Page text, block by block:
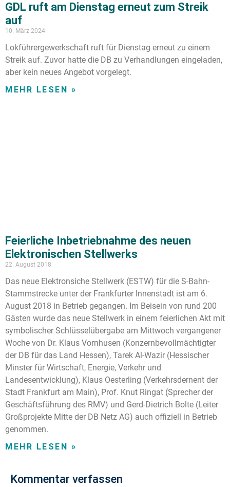
GDL ruft am Dienstag erneut zum Streik
auf
10. März 2024
Lokführergewerkschaft ruft für Dienstag erneut zu einem
Streik auf. Zuvor hatte die DB zu Verhandlungen eingeladen,
aber kein neues Angebot vorgelegt.
MEHR LESEN »
Feierliche Inbetriebnahme des neuen
Elektronischen Stellwerks
22. August 2018
Das neue Elektronsiche Stellwerk (ESTW) für die S-Bahn-
Stammstrecke unter der Frankfurter Innenstadt ist am 6.
August 2018 in Betrieb gegangen. Im Beisein von rund 200
Gästen wurde das neue Stellwerk in einem feierlichen Akt mit
symbolischer Schlüsselübergabe am Mittwoch vergangener
Woche von Dr. Klaus Vornhusen (Konzernbevollmächtigter
der DB für das Land Hessen), Tarek Al-Wazir (Hessischer
Minster für Wirtschaft, Energie, Verkehr und
Landesentwicklung), Klaus Oesterling (Verkehrsdernent der
Stadt Frankfurt am Main), Prof. Knut Ringat (Sprecher der
Geschäftsführung des RMV) und Gerd-Dietrich Bolte (Leiter
Großprojekte Mitte der DB Netz AG) auch offiziell in Betrieb
genommen.
MEHR LESEN »
Kommentar verfassen